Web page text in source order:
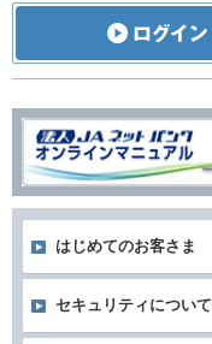
はじめてのお客さま
セキュリティについて